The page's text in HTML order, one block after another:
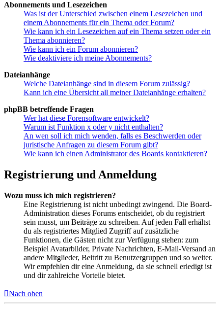
Abonnements und Lesezeichen
Was ist der Unterschied zwischen einem Lesezeichen und
einem Abonnements für ein Thema oder Forum?
Wie kann ich ein Lesezeichen auf ein Thema setzen oder ein
Thema abonnieren?
Wie kann ich ein Forum abonnieren?
Wie deaktiviere ich meine Abonnements?
Dateianhänge
Welche Dateianhänge sind in diesem Forum zulässig?
Kann ich eine Übersicht all meiner Dateianhänge erhalten?
phpBB betreffende Fragen
Wer hat diese Forensoftware entwickelt?
Warum ist Funktion x oder y nicht enthalten?
An wen soll ich mich wenden, falls es Beschwerden oder
juristische Anfragen zu diesem Forum gibt?
Wie kann ich einen Administrator des Boards kontaktieren?
Registrierung und Anmeldung
Wozu muss ich mich registrieren?
Eine Registrierung ist nicht unbedingt zwingend. Die Board-
Administration dieses Forums entscheidet, ob du registriert
sein musst, um Beiträge zu schreiben. Auf jeden Fall erhältst
du als registriertes Mitglied Zugriff auf zusätzliche
Funktionen, die Gästen nicht zur Verfügung stehen: zum
Beispiel Avatarbilder, Private Nachrichten, E-Mail-Versand an
andere Mitglieder, Beitritt zu Benutzergruppen und so weiter.
Wir empfehlen dir eine Anmeldung, da sie schnell erledigt ist
und dir zahlreiche Vorteile bietet.
Nach oben